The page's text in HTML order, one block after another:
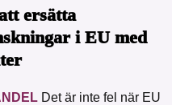
ersätta
i EU med
Det är inte fel när EU